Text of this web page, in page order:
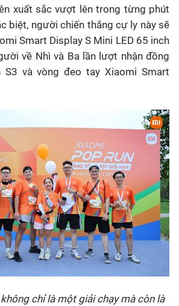
xuất sắc vượt lên trong từng phút
biệt, người chiến thắng cự ly này sẽ
Smart Display S Mini LED 65 inch
về Nhì và Ba lần lượt nhận đồng
S3 và vòng đeo tay Xiaomi Smart
chỉ là một giải chạy mà còn là